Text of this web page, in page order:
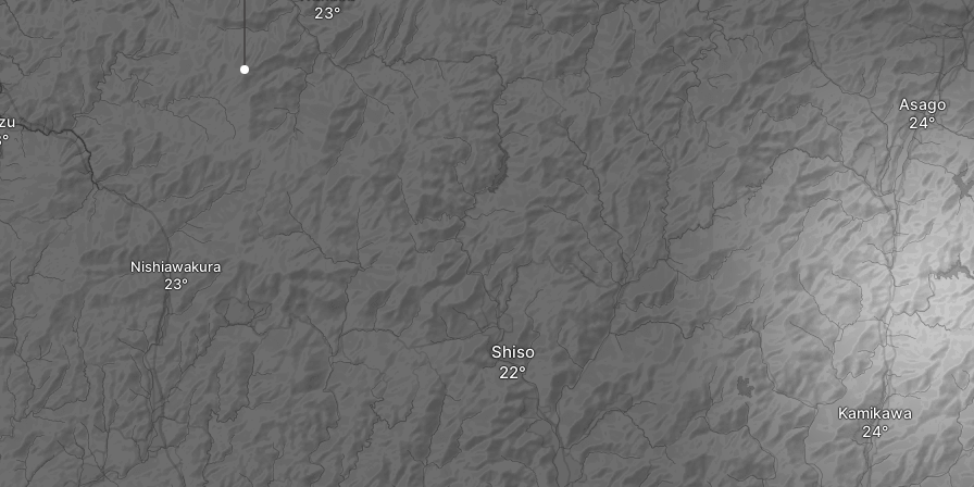
Nishiawakura
Shiso
Asago
Kamikawa